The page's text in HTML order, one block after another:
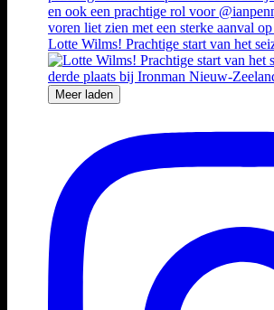
Lotte Wilms! Prachtige start van het
Meer laden